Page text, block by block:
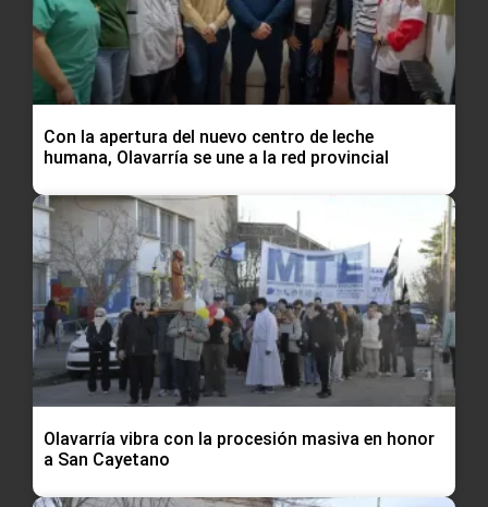
Con la apertura del nuevo centro de leche
humana, Olavarría se une a la red provincial
Olavarría vibra con la procesión masiva en honor
a San Cayetano